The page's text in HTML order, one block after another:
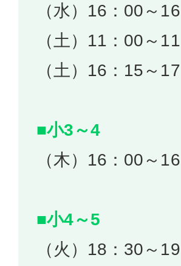
（水）16：00～
（土）11：00～
（土）16：15～
■小3～4
（木）16：00～
■小4～5
（火）18：30～